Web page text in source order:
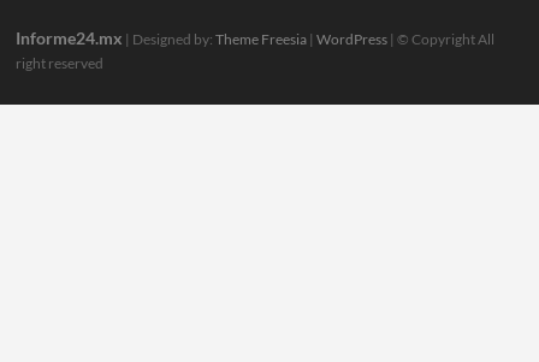
Informe24.mx | Designed by:Theme Freesia |WordPress | © Copyright All
right reserved